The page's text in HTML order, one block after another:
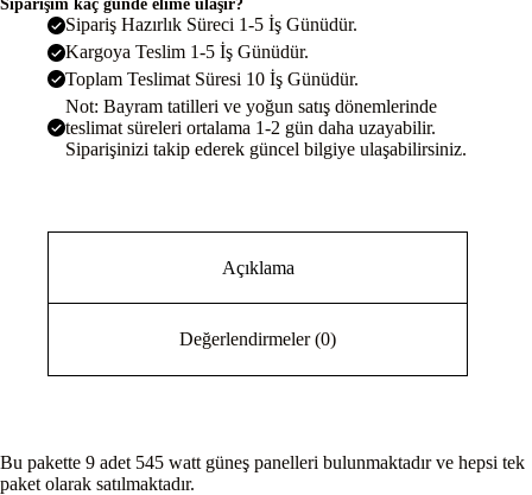
Siparişim kaç günde elime ulaşır?
Sipariş Hazırlık Süreci 1-5 İş Günüdür.
Kargoya Teslim 1-5 İş Günüdür.
Toplam Teslimat Süresi 10 İş Günüdür.
Not: Bayram tatilleri ve yoğun satış dönemlerinde
teslimat süreleri ortalama 1-2 gün daha uzayabilir.
Siparişinizi takip ederek güncel bilgiye ulaşabilirsiniz.
Açıklama
Değerlendirmeler (0)
Bu pakette 9 adet 545 watt güneş panelleri bulunmaktadır ve hepsi tek
paket olarak satılmaktadır.